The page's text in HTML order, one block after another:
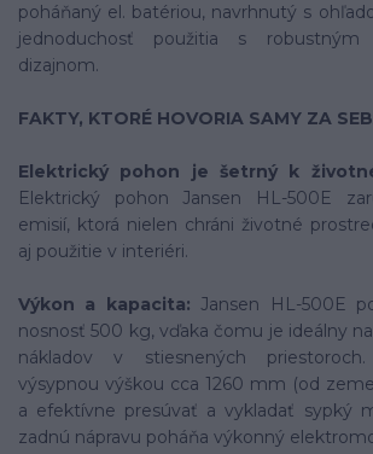
poháňaný el. batériou, navrhnutý s
jednoduchosť použitia s
dizajnom.
FAKTY, KTORÉ HOVORIA SAMY ZA
Elektrický pohon je šetrný k
Elektrický pohon Jansen HL-500E
emisií, ktorá nielen chráni životné
aj použitie v interiéri.
Výkon a kapacita: Jansen HL-500E
nosnosť 500 kg, vďaka čomu je ideálny
nákladov v stiesnených
výsypnou výškou cca 1260 mm (od
a efektívne presúvať a vykladať sypký
zadnú nápravu poháňa výkonný